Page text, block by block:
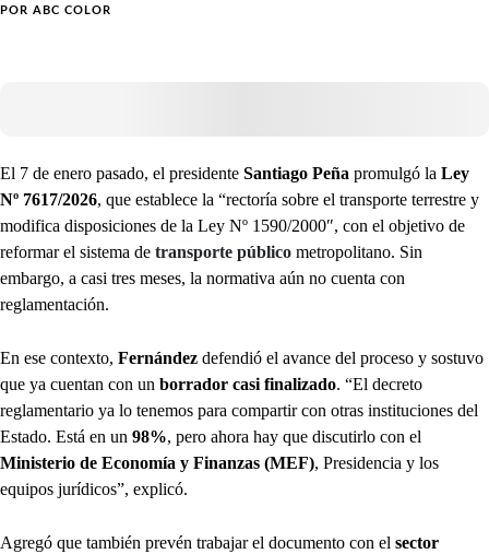
POR ABC COLOR
El 7 de enero pasado, el presidente Santiago Peña promulgó la Ley
Nº 7617/2026, que establece la “rectoría sobre el transporte terrestre y
modifica disposiciones de la Ley Nº 1590/2000″, con el objetivo de
reformar el sistema de transporte público metropolitano. Sin
embargo, a casi tres meses, la normativa aún no cuenta con
reglamentación.
En ese contexto, Fernández defendió el avance del proceso y sostuvo
que ya cuentan con un borrador casi finalizado. “El decreto
reglamentario ya lo tenemos para compartir con otras instituciones del
Estado. Está en un 98%, pero ahora hay que discutirlo con el
Ministerio de Economía y Finanzas (MEF), Presidencia y los
equipos jurídicos”, explicó.
Agregó que también prevén trabajar el documento con el sector